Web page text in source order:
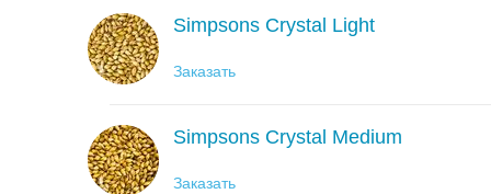
Simpsons Crystal Light
Заказать
Simpsons Crystal Medium
Заказать